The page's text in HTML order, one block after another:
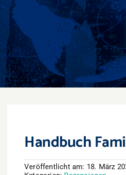
Events
Überregional
Jobs
Newsletter
Handbuch
Veröffentlicht am: 18. März